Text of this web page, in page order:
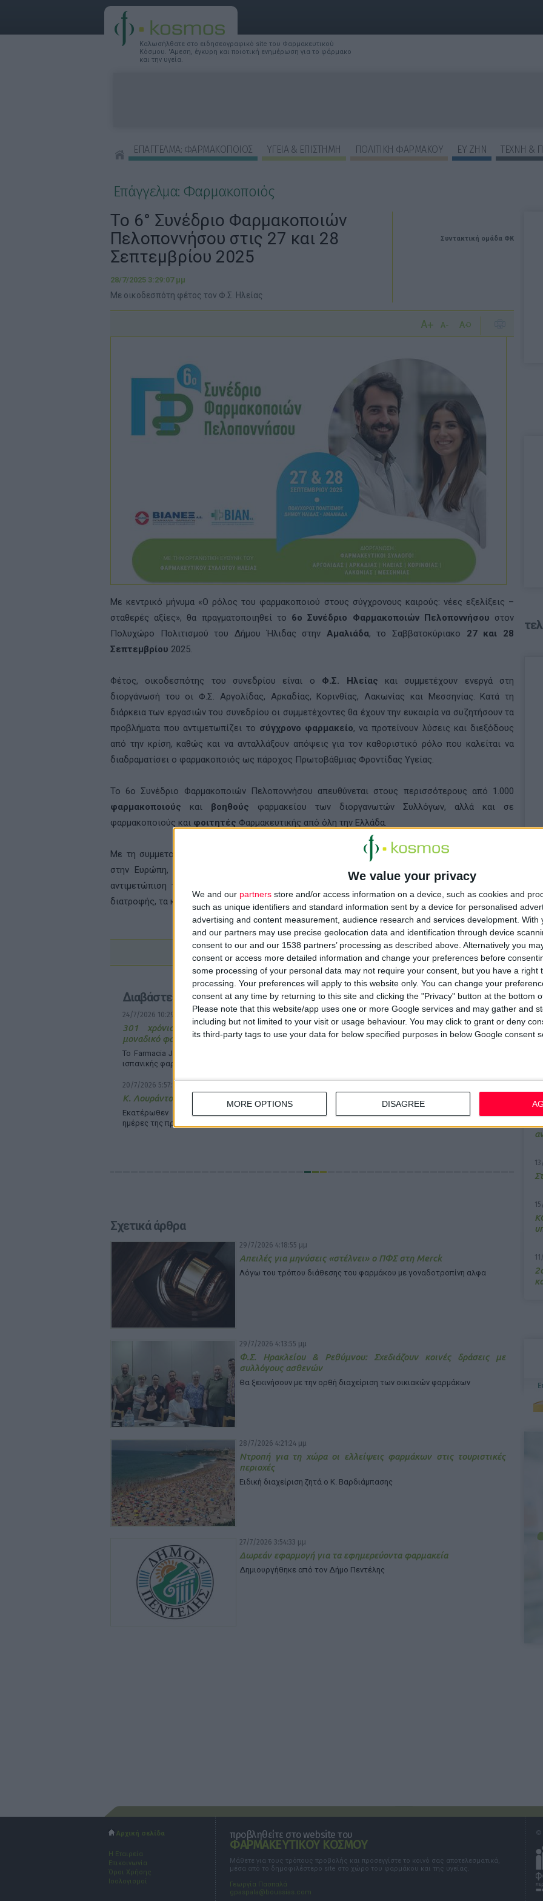
We value your privacy
We and our partners store and/or access information on a device, such as cookies and
such as unique identifiers and standard information sent by a device for personalised
advertising and content measurement, audience research and services development. With
and our partners may use precise geolocation data and identification through device
consent to our and our 1538 partners’ processing as described above. Alternatively you
consent or access more detailed information and change your preferences before
some processing of your personal data may not require your consent, but you have a right
processing. Your preferences will apply to this website only. You can change your
consent at any time by returning to this site and clicking the "Privacy" button at the bottom
Please note that this website/app uses one or more Google services and may gather and
including but not limited to your visit or usage behaviour. You may click to grant or deny
its third-party tags to use your data for below specified purposes in below Google consent
MORE OPTIONS DISAGREE
Καλωσήλθατε στο ειδησεογραφικό site του Φαρμακευτικού
Κόσμου. 'Αμεση, έγκυρη και ποιοτική ενημέρωση για το φάρμακο
και την υγεία.
ΕΠΑΓΓΕΛΜΑ: ΦΑΡΜΑΚΟΠΟΙΟΣ ΥΓΕΙΑ & ΕΠΙΣΤΗΜΗ ΠΟΛΙΤΙΚΗ ΦΑΡΜΑΚΟΥ ΕΥ ΖΗΝ
ΤΕΧΝΗ &
Επάγγελμα: Φαρμακοποιός
Συντακτική ομάδα ΦΚ
Το 6° Συνέδριο Φαρμακοποιών
Πελοποννήσου στις 27 και 28
Σεπτεμβρίου 2025
28/7/2025 3:29:07 μμ
Με οικοδεσπότη φέτος τον Φ.Σ. Ηλείας
Με κεντρικό μήνυμα «Ο ρόλος του φαρμακοποιού στους σύγχρονους καιρούς: νέες εξελίξεις –
σταθερές αξίες», θα πραγματοποιηθεί το 6ο Συνέδριο Φαρμακοποιών Πελοποννήσου στον
Πολυχώρο Πολιτισμού του Δήμου Ήλιδας στην Αμαλιάδα, το Σαββατοκύριακο 27 και 28
Σεπτεμβρίου 2025.
Φέτος, οικοδεσπότης του συνεδρίου είναι ο Φ.Σ. Ηλείας και συμμετέχουν ενεργά στη
διοργάνωσή του οι Φ.Σ. Αργολίδας, Αρκαδίας, Κορινθίας, Λακωνίας και Μεσσηνίας. Κατά τη
διάρκεια των εργασιών του συνεδρίου οι συμμετέχοντες θα έχουν την ευκαιρία να συζητήσουν τα
προβλήματα που αντιμετωπίζει το σύγχρονο φαρμακείο, να προτείνουν λύσεις και διεξόδους
από την κρίση, καθώς και να ανταλλάξουν απόψεις για τον καθοριστικό ρόλο που καλείται να
διαδραματίσει ο φαρμακοποιός ως πάροχος Πρωτοβάθμιας Φροντίδας Υγείας.
Το 6ο Συνέδριο Φαρμακοποιών Πελοποννήσου απευθύνεται στους περισσότερους από 1.000
φαρμακοποιούς και βοηθούς φαρμακείου των διοργανωτών Συλλόγων, αλλά και σε
φαρμακοποιούς και φοιτητές Φαρμακευτικής από όλη την Ελλάδα.
Με τη συμμετοχή διακεκριμένων επιστημόνων θα πραγματοποιηθούν ομιλίες για τα φαρμακεία
στην Ευρώπη, την ψυχική υγεία και τα νευροεκφυλιστικά νοσήματα, τα νέα δεδομένα στην
αντιμετώπιση της παχυσαρκίας, τον ρόλο του φαρμακοποιού στη χρήση των συμπληρωμάτων
διατροφής, τα καλλυντικά στο φαρμακείο και για τον εμβολιασμό των ενηλίκων.
Διαβάστε επίσης
24/7/2026 10:29:32 πμ
301 χρόνια συνεχούς λειτουργίας για ένα
μοναδικό φαρμακείο
Το Farmacia Jimeno χαρακτηρίζεται ως σύμβολο της
ισπανικής φαρμακολογίας
20/7/2026 5:57:15 μμ
Κ. Λουράντος vs Απ. Βαλτάς
Εκατέρωθεν χαρακτηρισμοί για τα έργα και τις
ημέρες της προεδρίας τους
Σχετικά άρθρα
29/7/2026 4:18:55 μμ
Απειλές για μηνύσεις «στέλνει» ο ΠΦΣ στη Merck
Λόγω του τρόπου διάθεσης του φαρμάκου με γοναδοτροπίνη αλφα
29/7/2026 4:13:55 μμ
Φ.Σ. Ηρακλείου & Ρεθύμνου: Σχεδιάζουν κοινές δράσεις με
συλλόγους ασθενών
Θα ξεκινήσουν με την ορθή διαχείριση των οικιακών φαρμάκων
28/7/2026 4:21:24 μμ
Ντροπή για τη χώρα οι ελλείψεις φαρμάκων στις τουριστικές
περιοχές
Ειδική διαχείριση ζητά ο Κ. Βαρδιάμπασης
27/7/2026 3:54:33 μμ
Δωρεάν εφαρμογή για τα εφημερεύοντα φαρμακεία
Δημιουργήθηκε από τον Δήμο Πεντέλης
Αρχική σελίδα
Η Εταιρεία
Επικοινωνία
Όροι Χρήσης
Ισολογισμοί
προβληθείτε στο website του
ΦΑΡΜΑΚΕΥΤΙΚΟΥ ΚΟΣΜΟΥ
Μάθετε για τους τρόπους προβολής και προσεγγίστε το κοινό σας αποτελεσματικά,
μέσα από το δημοφιλέστερο site στο χώρο του φαρμάκου και της υγείας.
Γεωργία Πασπαλά
gpaspala@boussias.com
©